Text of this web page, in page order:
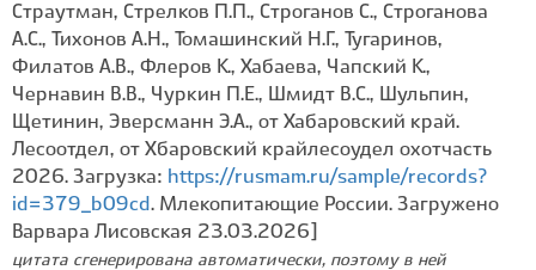
Страутман, Стрелков П.П., Строганов С., Строганова
А.С., Тихонов А.Н., Томашинский Н.Г., Тугаринов,
Филатов А.В., Флеров К., Хабаева, Чапский К.,
Чернавин В.В., Чуркин П.Е., Шмидт В.С., Шульпин,
Щетинин, Эверсманн Э.А., от Хабаровский край.
Лесоотдел, от Хбаровский крайлесоудел охотчасть
2026. Загрузка: https://rusmam.ru/sample/records?
id=379_b09cd . Млекопитающие России. Загружено
Варвара Лисовская 23.03.2026]
цитата сгенерирована автоматически, поэтому в ней